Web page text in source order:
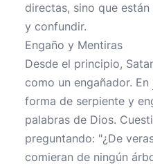
directas, sino que
y confundir.
Engaño y Mentiras
Desde el principio,
como un engañador. En
forma de serpiente y
palabras de Dios.
preguntando: "¿De
comieran de ningún